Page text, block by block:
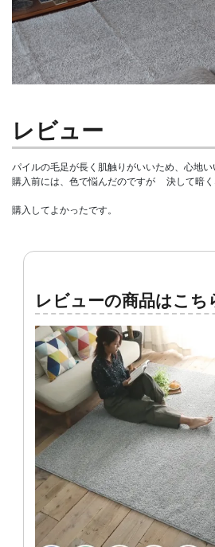
レビュー
パイルの毛足が長く肌触りがいいため、心地い
購入前には、色で悩んだのですが  決して暗
購入してよかったです。
レビューの商品はこち